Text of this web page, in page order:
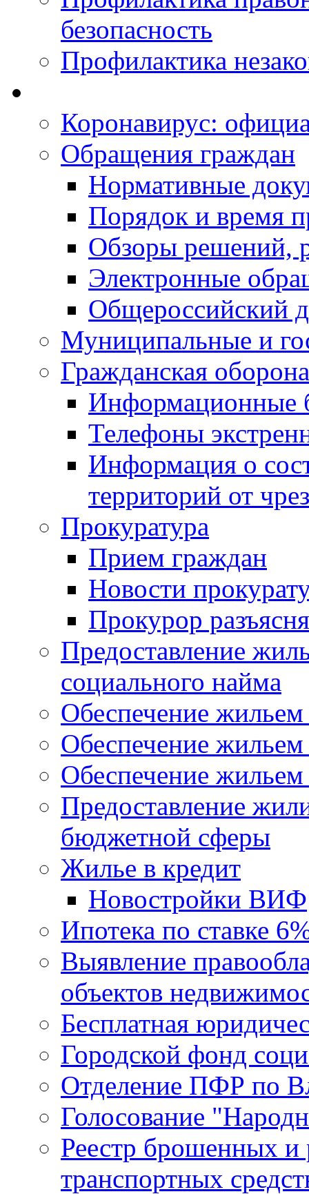
безопасность
Профилактика
Коронавирус:
Обращения граждан
Нормативные
Порядок и время
Обзоры решений,
Электронные
Общероссийский
Муниципальные и
Гражданская
Информационные
Телефоны
Информация о
территорий от
Прокуратура
Прием граждан
Новости
Прокурор
Предоставление
социального найма
Обеспечение
Обеспечение
Обеспечение жильем
Предоставление
бюджетной сферы
Жилье в кредит
Новостройки ВИФ
Ипотека по ставке
Выявление
объектов
Бесплатная
Городской фонд
Отделение ПФР по
Голосование
Реестр брошенных и
транспортных